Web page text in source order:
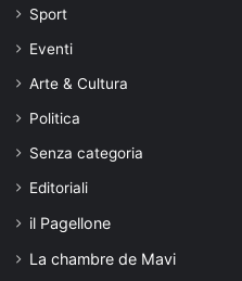
Sport
Eventi
Arte & Cultura
Politica
Senza categoria
Editoriali
il Pagellone
La chambre de Mavi